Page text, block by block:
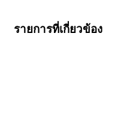
รายการที่เกี่ยวข้อง